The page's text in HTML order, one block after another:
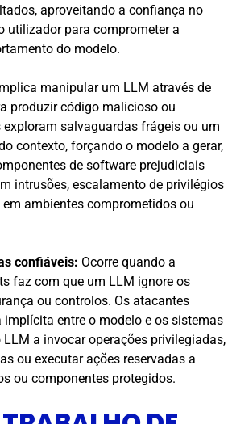
aproveitando a confiança no
utilizador para comprometer a
do modelo.
manipular um LLM através de
produzir código malicioso ou
salvaguardas frágeis ou um
contexto, forçando o modelo a gerar,
de software prejudiciais
intrusões, escalamento de privilégios
ambientes comprometidos ou
confiáveis: Ocorre quando a
faz com que um LLM ignore os
ou controlos. Os atacantes
entre o modelo e os sistemas
a invocar operações privilegiadas,
ou executar ações reservadas a
ou componentes protegidos.